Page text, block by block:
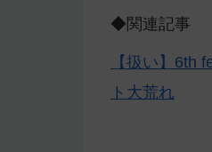
◆関連記事
【扱い】6th
ト大荒れ